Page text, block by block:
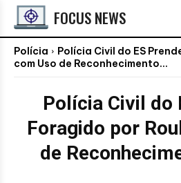
FOCUS NEWS
Polícia
Polícia Civil do ES
com Uso de Reconhecimento...
Polícia Civil do
Foragido por
de